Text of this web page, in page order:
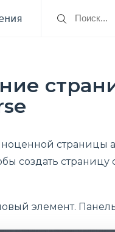
страницы
создать
элемент.